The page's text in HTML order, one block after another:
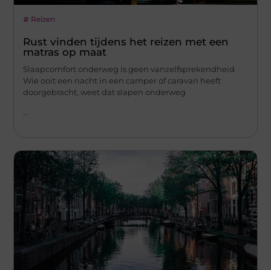
Reizen
Rust vinden tijdens het reizen met een
matras op maat
Slaapcomfort onderweg is geen vanzelfsprekendheid
Wie ooit een nacht in een camper of caravan heeft
doorgebracht, weet dat slapen onderweg